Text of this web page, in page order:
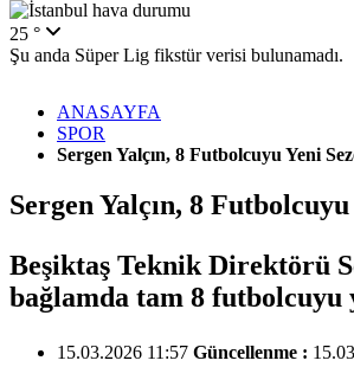
25 °
Şu anda Süper Lig fikstür verisi bulunamadı.
ANASAYFA
SPOR
Sergen Yalçın, 8 Futbolcuyu Yeni
Sergen Yalçın, 8
Beşiktaş Teknik Direktörü
bağlamda tam 8
15.03.2026 11:57 Güncellenme :